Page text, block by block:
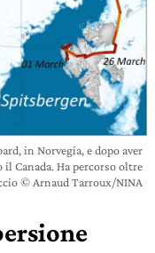
in Norvegia, e dopo aver
Canada. Ha percorso oltre
© Arnaud Tarroux/NINA